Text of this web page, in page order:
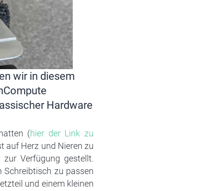
wir in diesem
Hardware
(hier der Link zu
auf Herz und Nieren zu
zur Verfügung gestellt.
Schreibtisch zu passen
und einem kleinen